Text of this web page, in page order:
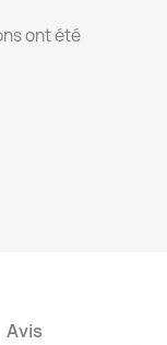
ont été
Avis